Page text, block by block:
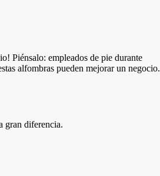
Piénsalo: empleados de pie durante
alfombras pueden mejorar un negocio.
gran diferencia.